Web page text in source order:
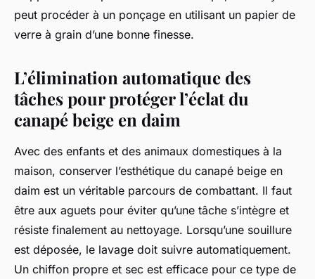
peut procéder à un ponçage en utilisant un papier de
verre à grain d’une bonne finesse.
L’élimination automatique des
tâches pour protéger l’éclat du
canapé beige en daim
Avec des enfants et des animaux domestiques à la
maison, conserver l’esthétique du canapé beige en
daim est un véritable parcours de combattant. Il faut
être aux aguets pour éviter qu’une tâche s’intègre et
résiste finalement au nettoyage. Lorsqu’une souillure
est déposée, le lavage doit suivre automatiquement.
Un chiffon propre et sec est efficace pour ce type de